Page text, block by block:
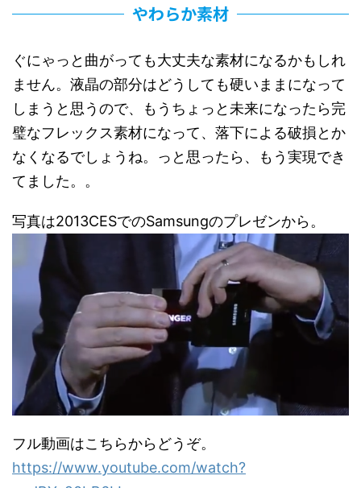
やわらか素材
ぐにゃっと曲がっても大丈夫な素材になるかもしれ
ません。液晶の部分はどうしても硬いままになって
しまうと思うので、もうちょっと未来になったら完
璧なフレックス素材になって、落下による破損とか
なくなるでしょうね。っと思ったら、もう実現でき
てました。。
写真は2013CESでのSamsungのプレゼンから。
フル動画はこちらからどうぞ。
https://www.youtube.com/watch?